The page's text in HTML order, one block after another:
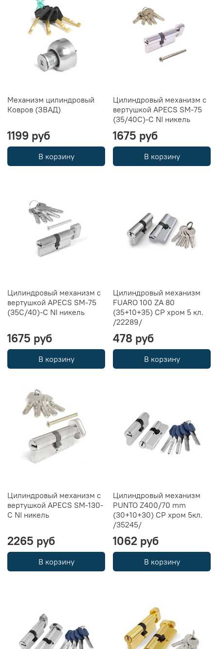
Механизм цилиндровый
Ковров (ЗВАД)
1199 руб
В корзину
Цилиндровый механизм с
вертушкой APECS SM-75
(35/40C)-C NI никель
1675 руб
В корзину
Цилиндровый механизм с
вертушкой APECS SM-75
(35C/40)-C NI никель
1675 руб
В корзину
Цилиндровый механизм
FUARO 100 ZA 80
(35+10+35) CP хром 5 кл.
/22289/
478 руб
В корзину
Цилиндровый механизм с
вертушкой APECS SM-130-
C NI никель
2265 руб
В корзину
Цилиндровый механизм
PUNTO Z400/70 mm
(30+10+30) CP хром 5кл.
/35245/
1062 руб
В корзину